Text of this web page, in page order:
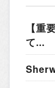
【重
て...